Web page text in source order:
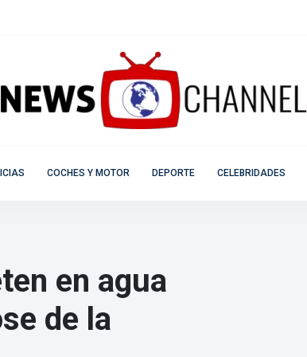
COCHES Y MOTOR DEPORTE CELEBRIDADES
en agua
de la